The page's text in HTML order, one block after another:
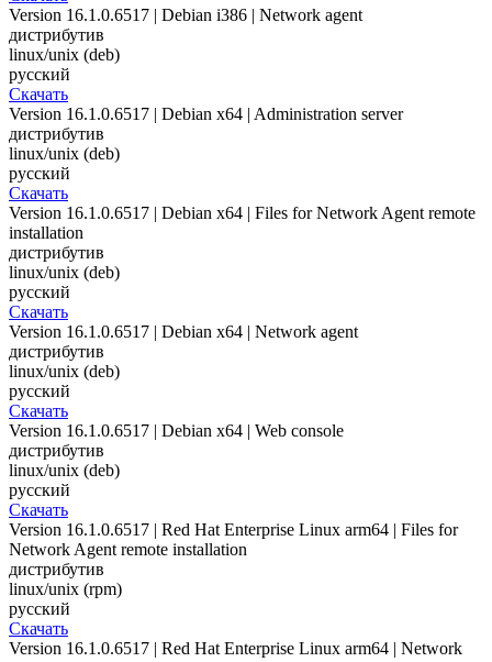
Version 16.1.0.6517 | Debian i386 | Network agent
дистрибутив
linux/unix (deb)
русский
Скачать
Version 16.1.0.6517 | Debian x64 | Administration server
дистрибутив
linux/unix (deb)
русский
Скачать
Version 16.1.0.6517 | Debian x64 | Files for Network Agent remote
installation
дистрибутив
linux/unix (deb)
русский
Скачать
Version 16.1.0.6517 | Debian x64 | Network agent
дистрибутив
linux/unix (deb)
русский
Скачать
Version 16.1.0.6517 | Debian x64 | Web console
дистрибутив
linux/unix (deb)
русский
Скачать
Version 16.1.0.6517 | Red Hat Enterprise Linux arm64 | Files for
Network Agent remote installation
дистрибутив
linux/unix (rpm)
русский
Скачать
Version 16.1.0.6517 | Red Hat Enterprise Linux arm64 | Network